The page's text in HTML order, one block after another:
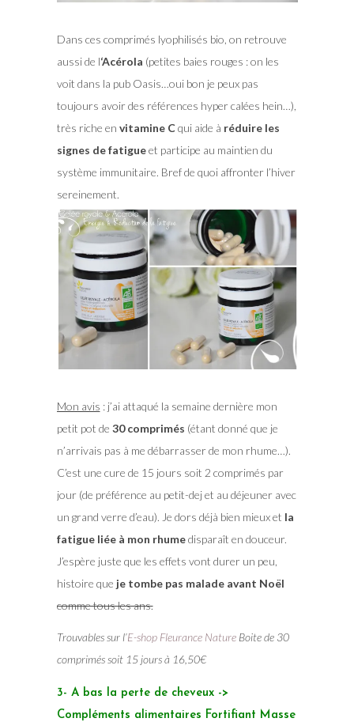
Dans ces comprimés lyophilisés bio, on retrouve
aussi de l‘Acérola (petites baies rouges : on les
voit dans la pub Oasis…oui bon je peux pas
toujours avoir des références hyper calées hein…),
très riche en vitamine Cqui aide à réduire les
signes de fatigueet participe au maintien du
système immunitaire. Bref de quoi affronter l’hiver
sereinement.
Mon avis : j’ai attaqué la semaine dernière mon
petit pot de 30 comprimés (étant donné que je
n’arrivais pas à me débarrasser de mon rhume…).
C’est une cure de 15 jours soit 2 comprimés par
jour (de préférence au petit-dej et au déjeuner avec
un grand verre d’eau). Je dors déjà bien mieux et la
fatigue liée à mon rhumedisparaît en douceur.
J’espère juste que les effets vont durer un peu,
histoire que je tombe pas malade avant Noël
comme tous les ans.
Trouvables sur l’E-shop Fleurance NatureBoite de 30
comprimés soit 15 jours à 16,50€
3- A bas la perte de cheveux ->
Compléments alimentaires Fortifiant Masse